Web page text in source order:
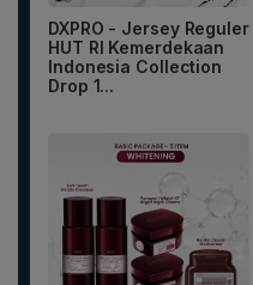
DXPRO - Jersey Reguler
HUT RI Kemerdekaan
Indonesia Collection
Drop 1...